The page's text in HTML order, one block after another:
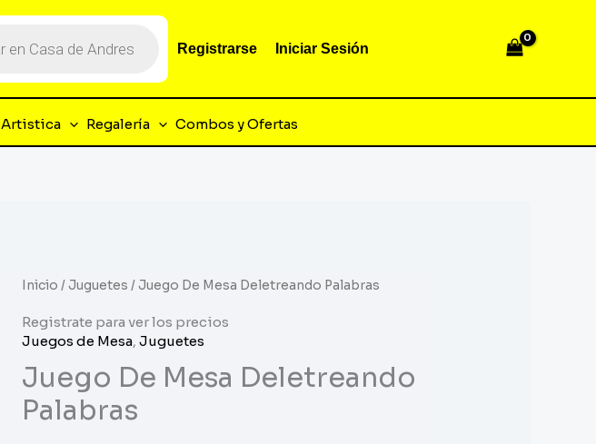
Registrarse Iniciar Sesión
Artistica Regalería Combos y Ofertas
Inicio /Juguetes / Juego De Mesa Deletreando Palabras
Registrate para ver los precios
Juegos de Mesa, Juguetes
Juego De Mesa Deletreando
Palabras